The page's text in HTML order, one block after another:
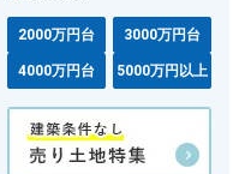
2000万円台 3000万円台
4000万円台 5000万円以上